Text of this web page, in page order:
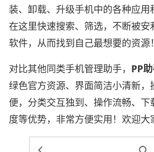
装、卸载、升级手机中的各种应用
在这里快速搜索、筛选，不断被安
软件，从而找到自己最想要的资源！
对比其他同类手机管理助手， PP
绿色官方资源、界面简洁小清新，
便，分类交互独到、操作流畅、下
度等优势，非常方便实用！欢迎大